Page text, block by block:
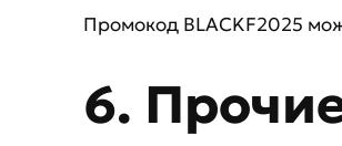
Промокод BLACKF2025
6.